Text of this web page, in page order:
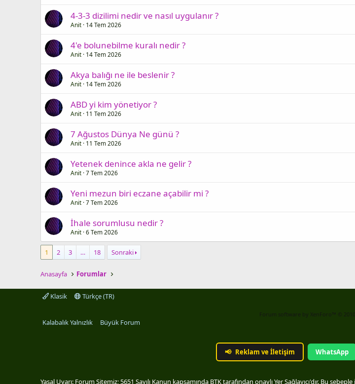
4-3-3 dizilimi nedir ve nasıl uygulanır ?
Anit 14 Tem 2026
4'e bolunebilme kuralı nedir ?
Anit 14 Tem 2026
Akya balığı ne ile beslenir ?
Anit 14 Tem 2026
ABD yi kim yönetiyor ?
Anit 11 Tem 2026
7 Ağustos Dünya Ne günü ?
Anit 11 Tem 2026
Yetenek denince akla ne gelir ?
Anit 7 Tem 2026
Yeni mezun biri eczane açabilir mi ?
Anit 7 Tem 2026
İhale sorumlusu nedir ?
Anit 6 Tem 2026
1 2 3 … 18 Sonraki
Anasayfa Forumlar
Klasik Türkçe (TR)
Forum software by XenForo™ ©
Kalabalık Yalnızlık Büyük Forum
📢 Reklam ve İletişim WhatsApp
Yasal Uyarı: Forum Sitemiz; 5651 Sayılı Kanun kapsamında BTK tarafından onaylı Yer Sağlayıcı'dır. Bu